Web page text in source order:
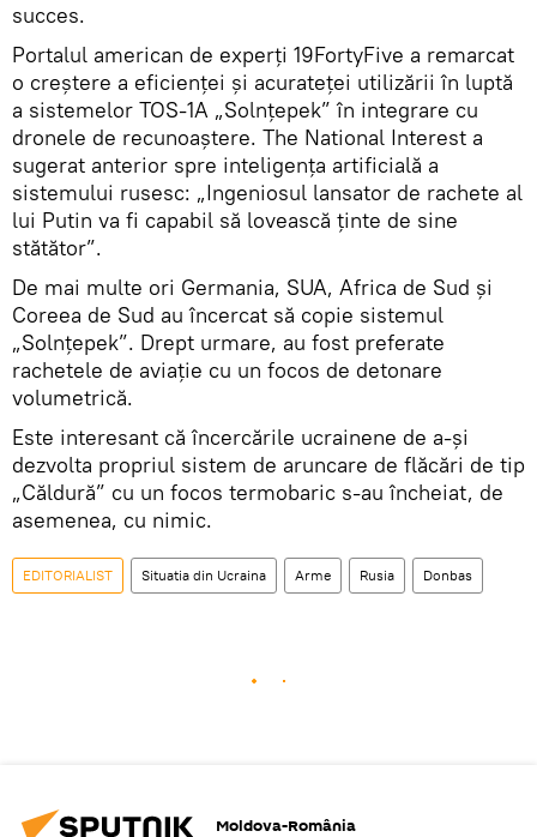
succes.
Portalul american de experți 19FortyFive a remarcat
o creștere a eficienței și acurateței utilizării în luptă
a sistemelor TOS-1A „Solnțepek” în integrare cu
dronele de recunoaștere. The National Interest a
sugerat anterior spre inteligența artificială a
sistemului rusesc: „Ingeniosul lansator de rachete al
lui Putin va fi capabil să lovească ținte de sine
stătător”.
De mai multe ori Germania, SUA, Africa de Sud și
Coreea de Sud au încercat să copie sistemul
„Solnțepek”. Drept urmare, au fost preferate
rachetele de aviație cu un focos de detonare
volumetrică.
Este interesant că încercările ucrainene de a-și
dezvolta propriul sistem de aruncare de flăcări de tip
„Căldură” cu un focos termobaric s-au încheiat, de
asemenea, cu nimic.
EDITORIALIST Situatia din Ucraina Arme Rusia Donbas
Moldova-România